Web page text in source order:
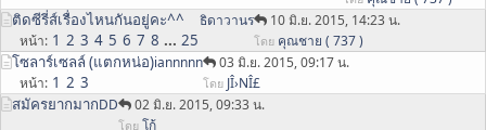
ติดซีรี่ส์เรื่องไหนกันอยู่คะ^^
หน้า 1 2 3 4 5 6 7 8 ... 25
ธิดาวานร 10 มิ.ย. 2015, 14:23 น.
โดย คุณชาย ( 737 )
โซลาร์เซลล์ (แตกหน่อ)
หน้า 1 2 3
iannnnn 03 มิ.ย. 2015, 09:17 น.
โดย JÎ›NÎ£
สมัครยากมากDD 02 มิ.ย. 2015, 09:33 น.
โดย โก้